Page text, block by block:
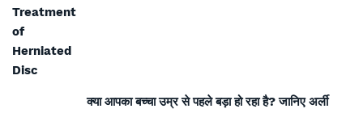
क्या आपका बच्चा उम्र से पहले बड़ा हो रहा है? जानिए अर्ली